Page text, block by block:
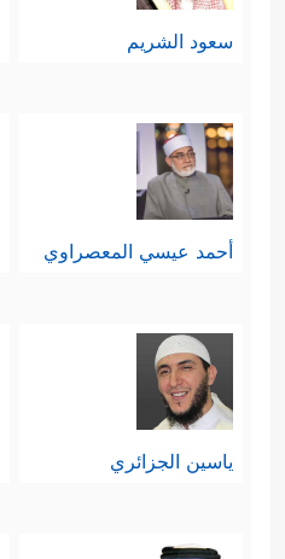
سعود الشريم
أحمد عيسي المعصراوي
ياسين الجزائري